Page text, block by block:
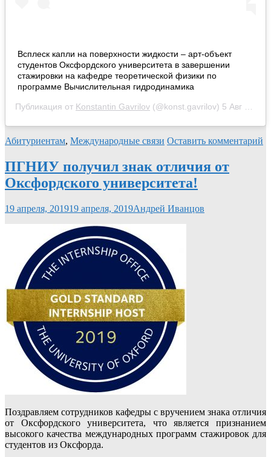
Всплеск капли на поверхности жидкости – арт-объект
студентов Оксфордского университета в завершении
стажировки на кафедре теоретической физики по
программе Вычислительная гидродинамика
Публикация от Konstantin Gavrilov (@konst.gavrilov) 5 Авг 2019 в 9:16 PDT
Абитуриентам, Международные связи Оставить комментарий
ПГНИУ получил знак отличия от
Оксфордского университета!
19 апреля, 201919 апреля, 2019Андрей Иванцов
Поздравляем сотрудников кафедры с вручением знака отличия
от Оксфордского университета, что является признанием
высокого качества международных программ стажировок для
студентов из Оксфорда.